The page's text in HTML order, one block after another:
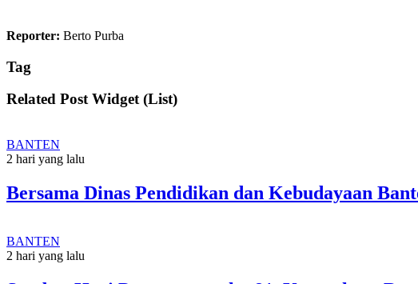
Reporter: Berto Purba
Tag
Related Post Widget (List)
BANTEN
2 hari yang lalu
Bersama Dinas Pendidikan dan Kebudayaan
BANTEN
2 hari yang lalu